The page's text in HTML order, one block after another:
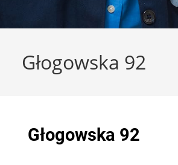
Głogowska 92
Głogowska 92